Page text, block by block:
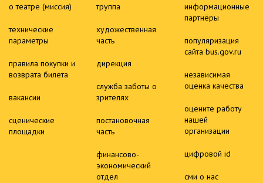
о театре (миссия)
технические
параметры
правила покупки и
возврата билета
вакансии
сценические
площадки
труппа
художественная
часть
дирекция
служба заботы о
зрителях
постановочная
часть
финансово-
экономический
отдел
информационные
партнёры
популяризация
сайта bus.gov.ru
независимая
оценка качества
оцените работу
нашей
организации
цифровой id
сми о нас